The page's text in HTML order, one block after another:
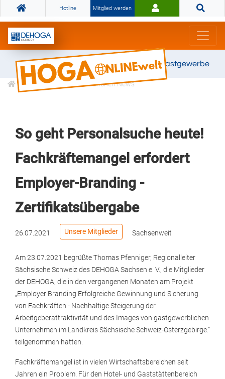
Hotline Mitglied werden
Gemeinsam stark für das Gastgewerbe
Informationen Branchen News
So geht Personalsuche heute!
Fachkräftemangel erfordert
Employer-Branding -
Zertifikatsübergabe
26.07.2021 Unsere Mitglieder Sachsenweit
Am 23.07.2021 begrüßte Thomas Pfenniger, Regionalleiter
Sächsische Schweiz des DEHOGA Sachsen e. V., die Mitglieder
der DEHOGA, die in den vergangenen Monaten am Projekt
„Employer Branding Erfolgreiche Gewinnung und Sicherung
von Fachkräften - Nachhaltige Steigerung der
Arbeitgeberattraktivität und des Images von gastgewerblichen
Unternehmen im Landkreis Sächsische Schweiz-Osterzgebirge.“
teilgenommen hatten.
Fachkräftemangel ist in vielen Wirtschaftsbereichen seit
Jahren ein Problem. Für den Hotel- und Gaststättenbereich